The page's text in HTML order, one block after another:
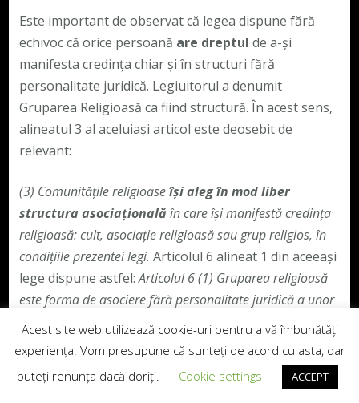
Este important de observat că legea dispune fără
echivoc că orice persoană are dreptul de a-și
manifesta credința chiar și în structuri fără
personalitate juridică. Legiuitorul a denumit
Gruparea Religioasă ca fiind structură. În acest sens,
alineatul 3 al aceluiași articol este deosebit de
relevant:
(3) Comunitățile religioaseîși aleg în mod liber
structura asociațională în care își manifestă credința
religioasă: cult, asociație religioasă sau grup religios, în
condițiile prezentei legi. Articolul 6 alineat 1 din aceeași
lege dispune astfel:Articolul 6(1) Gruparea religioasă
este forma de asociere fără personalitate juridică a unor
persoane fizice care, fără nicio procedură prealabilă și în
mod liber, adoptă, împărtășesc și practică o credință
Prin umare Legea garantează dreptul
grupării de a-și alege singură structura fără
Acest site web utilizează cookie-uri pentru a vă îmbunătăți
experiența. Vom presupune că sunteți de acord cu asta, dar
puteți renunța dacă doriți.
Cookie settings ACCEPT